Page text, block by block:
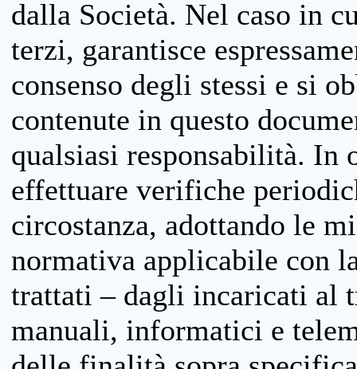
dalla Società. Nel caso in
terzi, garantisce
consenso degli stessi e si
contenute in questo
qualsiasi responsabilità. In
effettuare verifiche
circostanza, adottando le
normativa applicabile con
trattati – dagli incaricati al
manuali, informatici e